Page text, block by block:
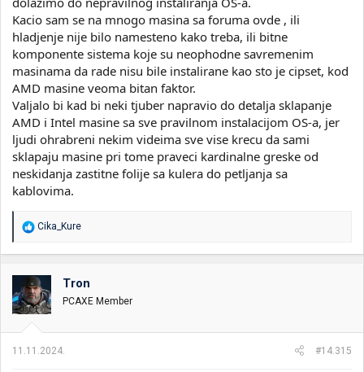
Kacio sam se na mnogo masina sa foruma ovde , ili
hladjenje nije bilo namesteno kako treba, ili bitne
komponente sistema koje su neophodne savremenim
masinama da rade nisu bile instalirane kao sto je cipset, kod
AMD masine veoma bitan faktor.
Valjalo bi kad bi neki tjuber napravio do detalja sklapanje
AMD i Intel masine sa sve pravilnom instalacijom OS-a, jer
ljudi ohrabreni nekim videima sve vise krecu da sami
sklapaju masine pri tome praveci kardinalne greske od
neskidanja zastitne folije sa kulera do petljanja sa
kablovima.
R
a
o
v
a
n
:
Cika_Kure
Tron
PCAXE Member
11.11.2024. #14.315